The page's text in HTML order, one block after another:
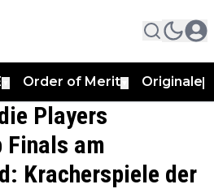
Order of Merit Originale
Players
Finals am
Kracherspiele der